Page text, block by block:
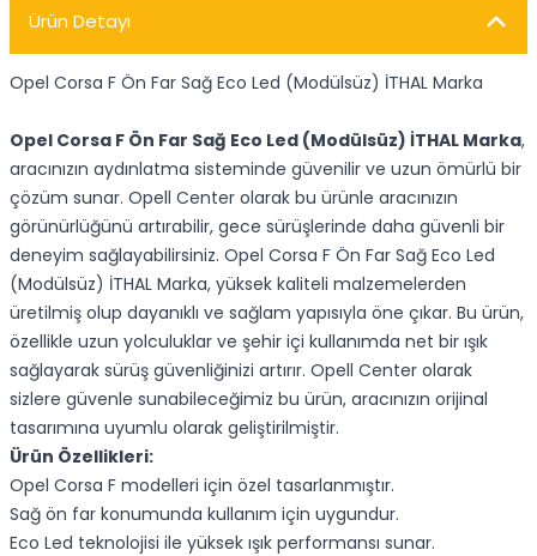
Ürün Detayı
Opel Corsa F Ön Far Sağ Eco Led (Modülsüz) İTHAL Marka
Opel Corsa F Ön Far Sağ Eco Led (Modülsüz) İTHAL Marka,
aracınızın aydınlatma sisteminde güvenilir ve uzun ömürlü bir
çözüm sunar. Opell Center olarak bu ürünle aracınızın
görünürlüğünü artırabilir, gece sürüşlerinde daha güvenli bir
deneyim sağlayabilirsiniz. Opel Corsa F Ön Far Sağ Eco Led
(Modülsüz) İTHAL Marka, yüksek kaliteli malzemelerden
üretilmiş olup dayanıklı ve sağlam yapısıyla öne çıkar. Bu ürün,
özellikle uzun yolculuklar ve şehir içi kullanımda net bir ışık
sağlayarak sürüş güvenliğinizi artırır. Opell Center olarak
sizlere güvenle sunabileceğimiz bu ürün, aracınızın orijinal
tasarımına uyumlu olarak geliştirilmiştir.
Ürün Özellikleri:
Opel Corsa F modelleri için özel tasarlanmıştır.
Sağ ön far konumunda kullanım için uygundur.
Eco Led teknolojisi ile yüksek ışık performansı sunar.